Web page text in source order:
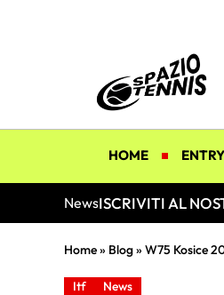
HOME
NewsISCRIVITI AL
Home» Blog» W75 Kosice
Itf News